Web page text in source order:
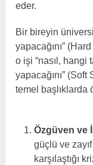
eder.
Bir bireyin
yapacağını”
o işi “nasıl, hangi
yapacağını”
temel başlıklarda
Özgüven ve
güçlü ve
karşılaştığı